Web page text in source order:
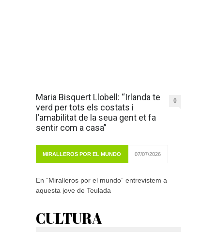
Maria Bisquert Llobell: “Irlanda te
verd per tots els costats i
l’amabilitat de la seua gent et fa
sentir com a casa”
0
MIRALLEROS POR EL MUNDO 07/07/2026
En “Miralleros por el mundo” entrevistem a
aquesta jove de Teulada
CULTURA